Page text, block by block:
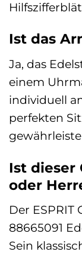
Ist das
Ja, das
einem
individuell
perfekten
Ist dieser
oder
Der
88665091
Sein